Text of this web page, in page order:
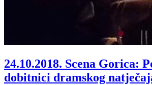
24.10.2018. Scena Gorica:
dobitnici dramskog